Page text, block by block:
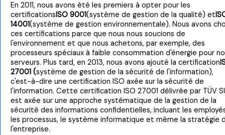
En 2011, nous avons été les premiers à opter pour les
certificationsISO 9001(système de gestion de la qualité) et
14001(système de gestion environnementale). Nous avons
ces certifications parce que nous nous soucions de
l'environnement et que nous achetons, par exemple, des
processeurs spéciaux à faible consommation d'énergie pour
serveurs. Plus tard, en 2013, nous avons ajouté la certification
27001 (système de gestion de la sécurité de l'information),
c'est-à-dire une certification ISO axée sur la sécurité de
l'information. Cette certification ISO 27001 délivrée par TÜV
est axée sur une approche systématique de la gestion de la
sécurité des informations confidentielles, incluant les
les processus, le système informatique et même la stratégie
l'entreprise.